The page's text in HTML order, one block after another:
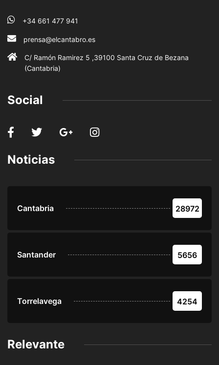
+34 661 477 941
prensa@elcantabro.es
C/ Ramón Ramirez 5 ,39100 Santa Cruz de Bezana
(Cantabria)
Social
Noticias
Cantabria 28972
Santander 5656
Torrelavega 4254
Relevante